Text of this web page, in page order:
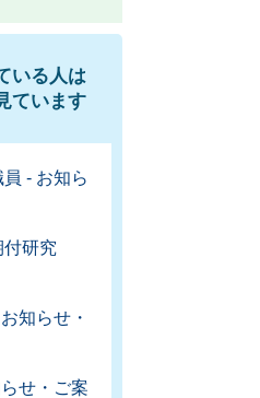
いる人は
ています
- お知ら
研究
知らせ・
せ・ご案